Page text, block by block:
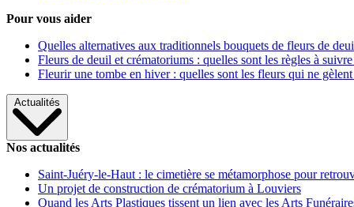
Pour vous aider
Quelles alternatives aux traditionnels bouquets de fleurs de
Fleurs de deuil et crématoriums : quelles sont les règles à
Fleurir une tombe en hiver : quelles sont les fleurs qui ne gèlent
Actualités
Nos actualités
Saint-Juéry-le-Haut : le cimetière se métamorphose pour
Un projet de construction de crématorium à Louviers
Quand les Arts Plastiques tissent un lien avec les Arts